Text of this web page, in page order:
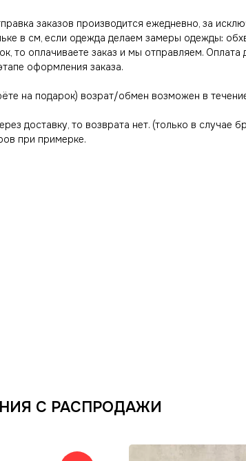
заказов производится ежедневно, за
в см, если одежда делаем замеры одежды:
то оплачиваете заказ и мы отправляем.
оформления заказа.
на подарок) возрат/обмен возможен в
доставку, то возврата нет. (только в случае
при примерке.
С РАСПРОДАЖИ